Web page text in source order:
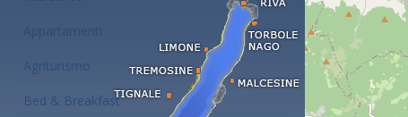
Appartamenti
Agriturismo
Bed & Breakfast